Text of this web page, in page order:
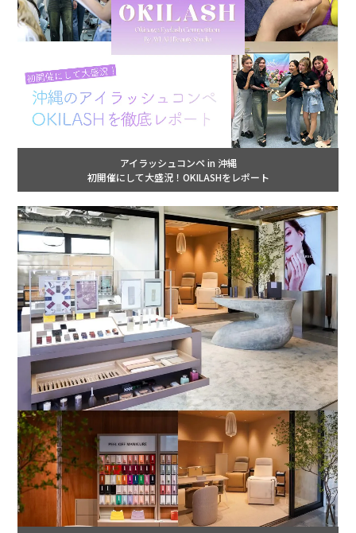
アイラッシュコンペ in 沖縄
初開催にして大盛況！OKILASHをレポート